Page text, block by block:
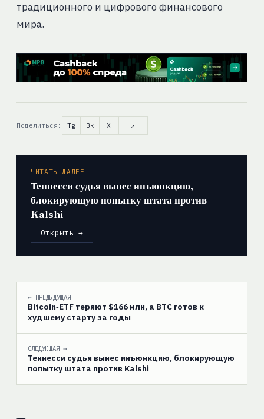
традиционного и цифрового финансового
мира.
Поделиться: Tg Вк X ↗
ЧИТАТЬ ДАЛЕЕ
Теннесси судья вынес инъюнкцию,
блокирующую попытку штата против
Kalshi
Открыть →
← ПРЕДЫДУЩАЯ
Bitcoin‑ETF теряют $166 млн, а BTC готов к
худшему старту за годы
СЛЕДУЮЩАЯ →
Теннесси судья вынес инъюнкцию, блокирующую
попытку штата против Kalshi